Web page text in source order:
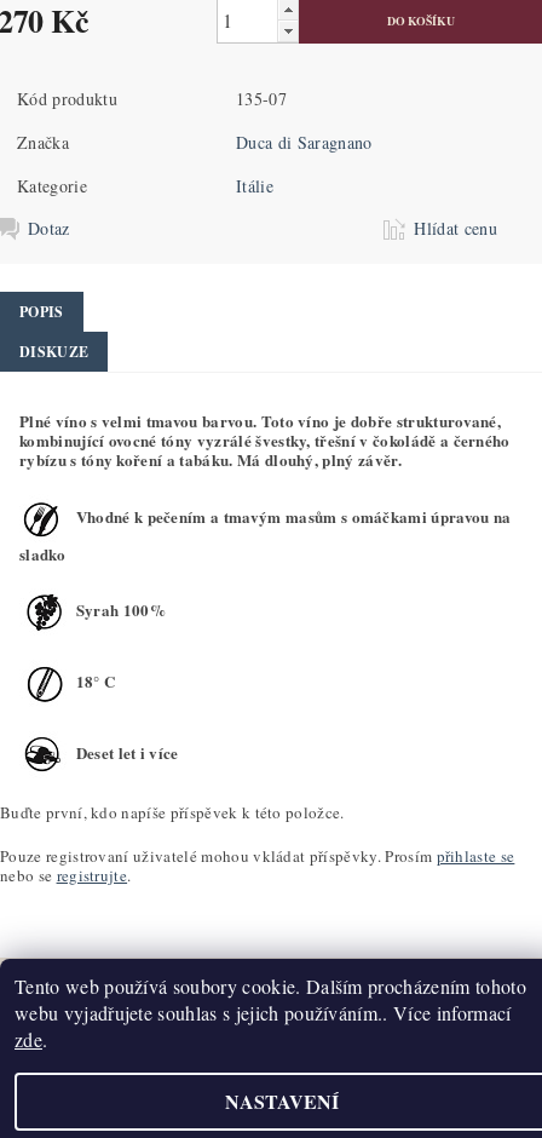
Kč
Kód produktu
135-07
Značka
Duca di Saragnano
Kategorie
Itálie
Dotaz
Hlídat cenu
POPIS
DISKUZE
Plné víno s velmi tmavou barvou. Toto víno je dobře strukturované,
kombinující ovocné tóny vyzrálé švestky, třešní v čokoládě a černého
rybízu s tóny koření a tabáku. Má dlouhý, plný závěr.
Vhodné k pečením a tmavým masům s omáčkami úpravou na
sladko
Syrah 100%
18° C
Deset let i více
Buďte první, kdo napíše příspěvek k této položce.
Pouze registrovaní uživatelé mohou vkládat příspěvky. Prosím přihlaste se
nebo se registrujte.
Vytvořil Shoptet
Tento web používá soubory cookie. Dalším procházením tohoto
webu vyjadřujete souhlas s jejich používáním.. Více informací
zde.
NASTAVENÍ